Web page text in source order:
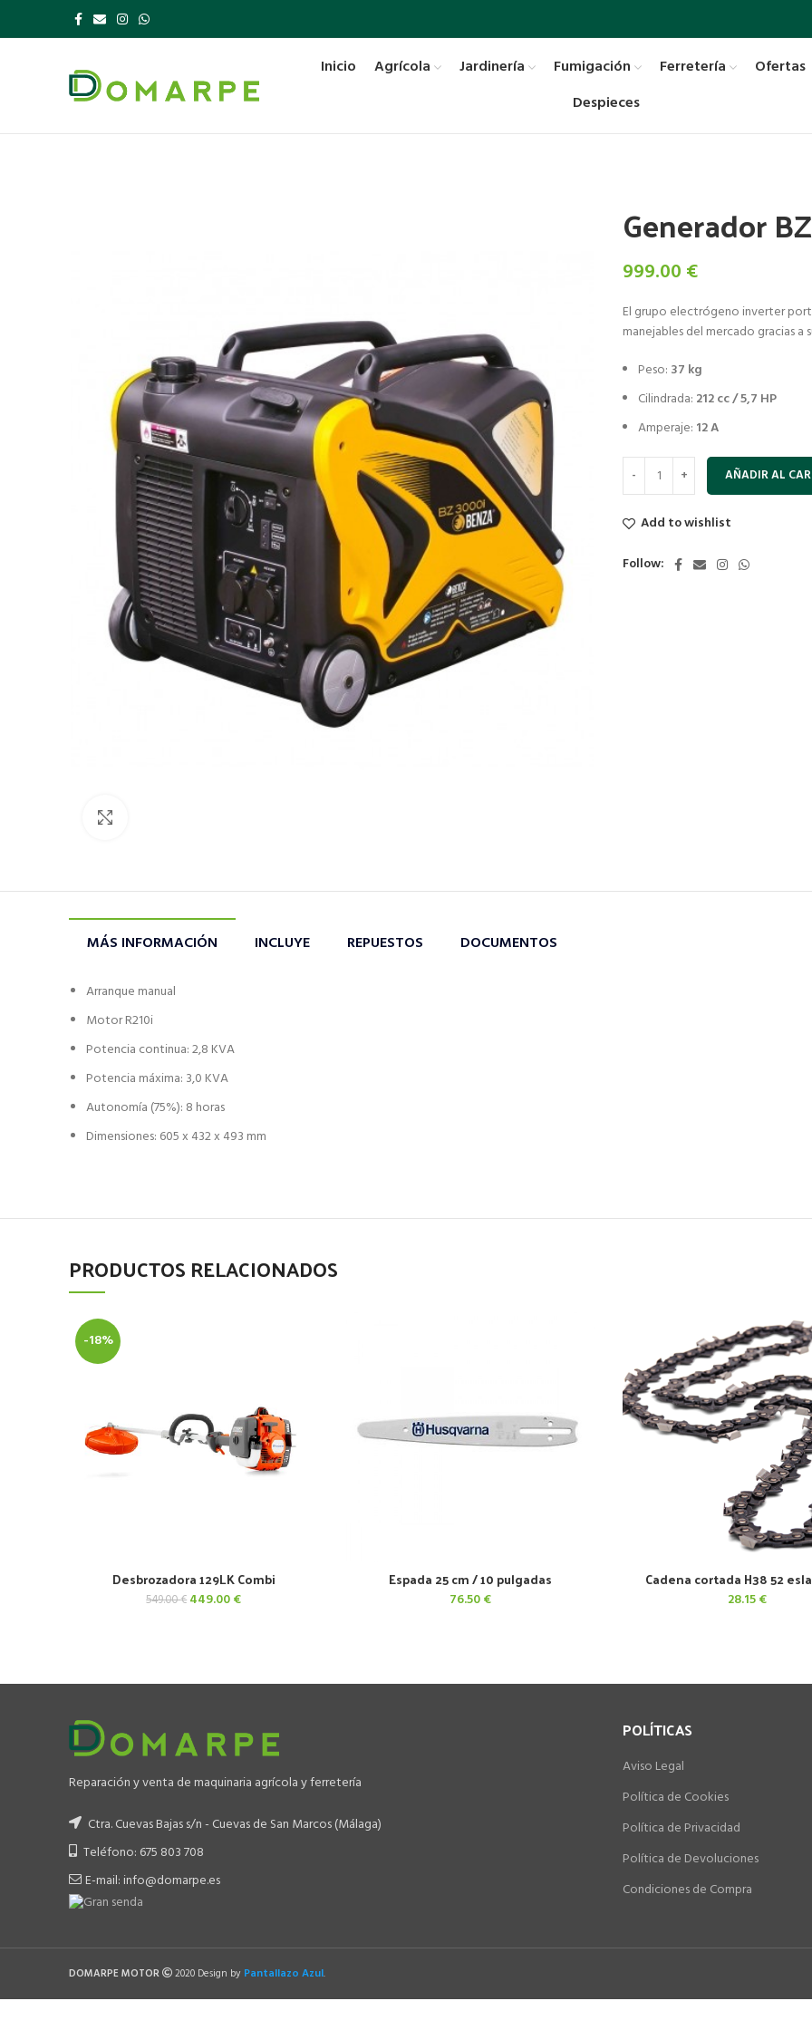
Inicio Agrícola Jardinería Fumigación Ferretería
Ofertas
Despieces
Generador
999.00 €
El grupo electrógeno inverter
manejables del mercado gracias
Peso: 37 kg
Cilindrada: 212 cc / 5,7 HP
Amperaje: 12 A
AÑADIR AL
Add to wishlist
Follow:
MÁS INFORMACIÓN INCLUYE REPUESTOS DOCUMENTOS
Arranque manual
Motor R210i
Potencia continua: 2,8 KVA
Potencia máxima: 3,0 KVA
Autonomía (75%): 8 horas
Dimensiones: 605 x 432 x 493 mm
PRODUCTOS RELACIONADOS
-18%
AÑADIR AL CARRITO
Desbrozadora 129LK Combi
549.00€ El
449.00€El
AÑADIR AL CARRITO
Espada 25 cm / 10 pulgadas
76.50€
AÑADIR AL CARRITO
Cadena cortada H38 52
28.15€
Reparación y venta de maquinaria agrícola y ferretería
Ctra. Cuevas Bajas s/n - Cuevas de San Marcos (Málaga)
Teléfono: 675 803 708
E-mail: info@domarpe.es
POLÍTICAS
Aviso Legal
Política de Cookies
Política de Privacidad
Política de Devoluciones
Condiciones de Compra
DOMARPE MOTOR 2020 Design by Pantallazo Azul.